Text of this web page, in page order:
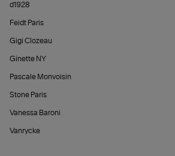
d1928
Feidt Paris
Gigi Clozeau
Ginette NY
Pascale Monvoisin
Stone Paris
Vanessa Baroni
Vanrycke